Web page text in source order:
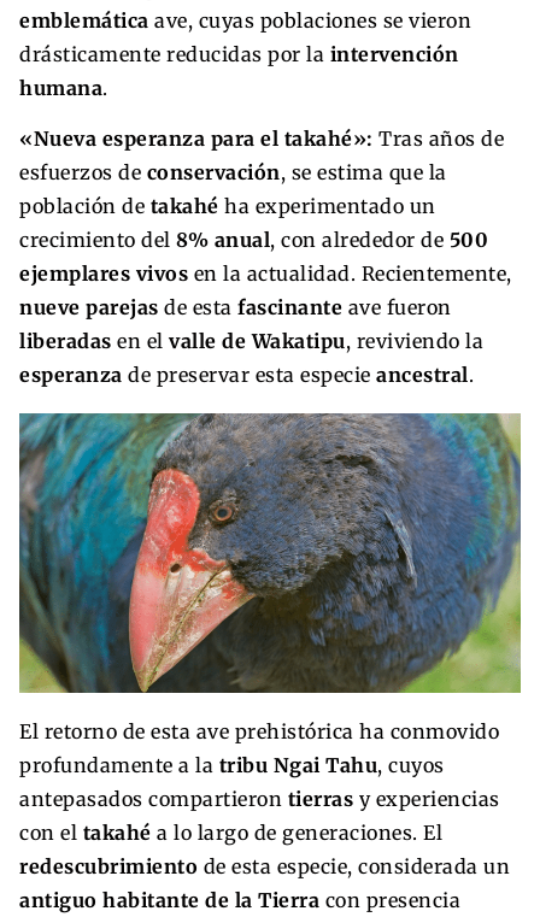
emblemática ave, cuyas poblaciones se vieron
drásticamente reducidas por la intervención
humana.
«Nueva esperanza para el takahé»: Tras años de
esfuerzos de conservación, se estima que la
población de takahé ha experimentado un
crecimiento del 8% anual, con alrededor de 500
ejemplares vivos en la actualidad. Recientemente,
nueve parejas de esta fascinante ave fueron
liberadas en el valle de Wakatipu, reviviendo la
esperanza de preservar esta especie ancestral.
El retorno de esta ave prehistórica ha conmovido
profundamente a la tribu Ngai Tahu, cuyos
antepasados compartieron tierras y experiencias
con el takahé a lo largo de generaciones. El
redescubrimiento de esta especie, considerada un
antiguo habitante de la Tierra con presencia